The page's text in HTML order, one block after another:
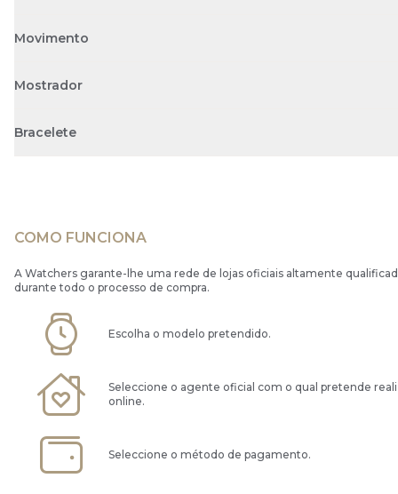
Movimento
Mostrador
Bracelete
COMO FUNCIONA
A Watchers garante-lhe uma rede de lojas oficiais altamente
durante todo o processo de compra.
Escolha o modelo pretendido.
Seleccione o agente oficial com o qual pretende
online.
Seleccione o método de pagamento.